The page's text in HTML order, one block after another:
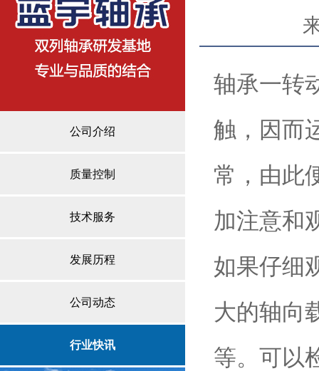
公司介绍
质量控制
技术服务
发展历程
公司动态
行业快讯
轴承一转
触，因而
常，由此
加注意和
如果仔细
大的轴向
等。可以